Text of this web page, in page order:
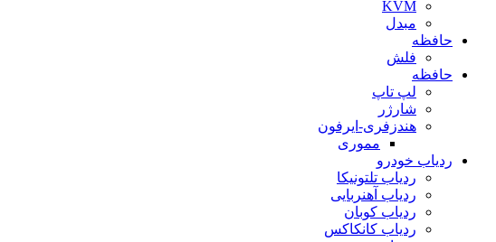
KVM
مبدل
حافظه
فلش
حافظه
لپ تاپ
شارژر
هندزفری-ایرفون
مموری
ردیاب خودرو
ردیاب تلتونیکا
ردیاب آهنربایی
ردیاب کوبان
ردیاب کانکاکس